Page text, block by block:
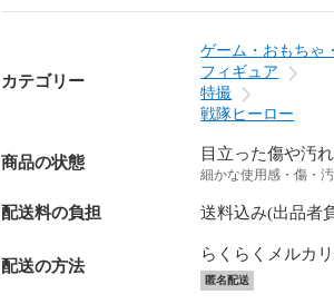
カテゴリー
ゲーム・おもちゃ
フィギュア
特撮
戦隊ヒーロー
商品の状態 目立った傷や汚
細かな使用感・傷・
配送料の負担 送料込み(出品者
配送の方法
らくらくメルカ
匿名配送